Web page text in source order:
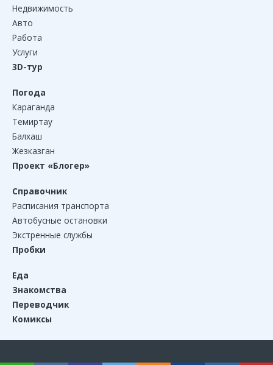
Недвижимость
Авто
Работа
Услуги
3D-тур
Погода
Караганда
Темиртау
Балхаш
Жезказган
Проект «Блогер»
Справочник
Расписания транспорта
Автобусные остановки
Экстренные службы
Пробки
Еда
Знакомства
Переводчик
Комиксы